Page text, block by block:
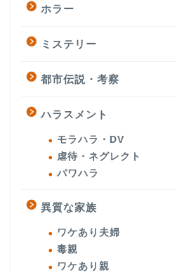
ホラー
ミステリー
都市伝説・考察
ハラスメント
モラハラ・DV
虐待・ネグレクト
パワハラ
異質な家族
ワケあり夫婦
毒親
ワケあり親